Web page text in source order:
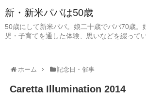
新・新米パパは50歳
50歳にして新米パパ。娘二十歳でパパ70歳。
児・子育てを通した体験、思いなどを綴ってい
ホーム 記念日・催事
Caretta Illumination 2014